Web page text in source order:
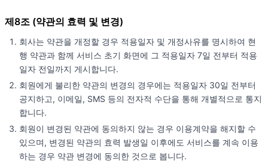
제8조 (약관의 효력 및 변경)
회사는 약관을 개정할 경우 적용일자 및 개정사유를 명시하여 현
행 약관과 함께 서비스 초기 화면에 그 적용일자 7일 전부터 적용
일자 전일까지 게시합니다.
회원에게 불리한 약관의 변경의 경우에는 적용일자 30일 전부터
공지하고, 이메일, SMS 등의 전자적 수단을 통해 개별적으로 통지
합니다.
회원이 변경된 약관에 동의하지 않는 경우 이용계약을 해지할 수
있으며, 변경된 약관의 효력 발생일 이후에도 서비스를 계속 이용
하는 경우 약관 변경에 동의한 것으로 봅니다.